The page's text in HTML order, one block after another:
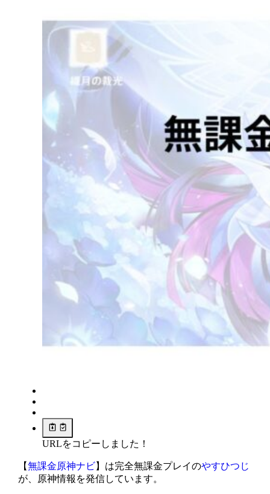
URLをコピーしました！
【無課金原神ナビ】は完全無課金プレイのやすひつじ
が、原神情報を発信しています。